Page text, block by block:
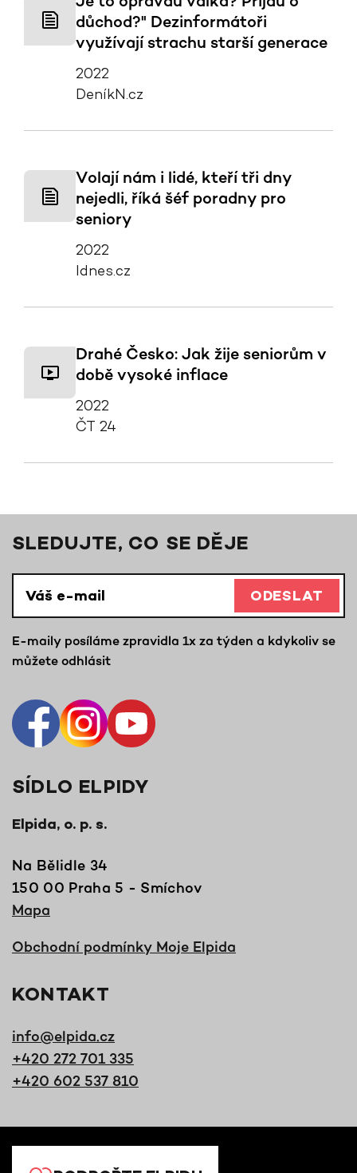
důchod?" Dezinformátoři
využívají strachu starší generace
2022
DeníkN.cz
Volají nám i lidé, kteří tři dny
nejedli, říká šéf poradny pro
seniory
2022
Idnes.cz
Drahé Česko: Jak žije seniorům v
době vysoké inflace
2022
ČT 24
SLEDUJTE, CO SE DĚJE
ODESLAT
E-maily posíláme zpravidla 1x za týden a kdykoliv se
můžete odhlásit
SÍDLO ELPIDY
Elpida, o. p. s.
Na Bělidle 34
150 00 Praha 5 - Smíchov
Mapa
Obchodní podmínky Moje Elpida
KONTAKT
info@elpida.cz
+420 272 701 335
+420 602 537 810